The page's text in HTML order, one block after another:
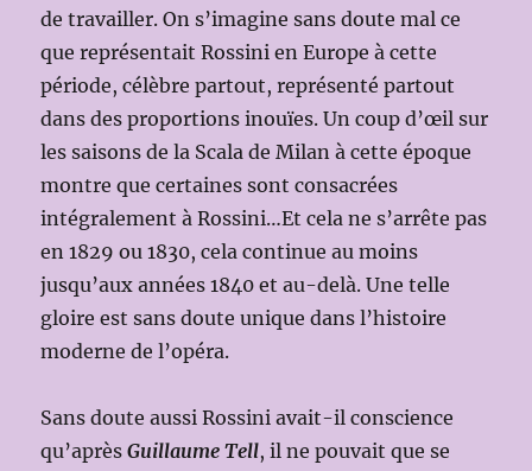
de travailler. On s’imagine sans doute mal ce
que représentait Rossini en Europe à cette
période, célèbre partout, représenté partout
dans des proportions inouïes. Un coup d’œil sur
les saisons de la Scala de Milan à cette époque
montre que certaines sont consacrées
intégralement à Rossini…Et cela ne s’arrête pas
en 1829 ou 1830, cela continue au moins
jusqu’aux années 1840 et au-delà. Une telle
gloire est sans doute unique dans l’histoire
moderne de l’opéra.
Sans doute aussi Rossini avait-il conscience
qu’aprèsGuillaume Tell, il ne pouvait que se